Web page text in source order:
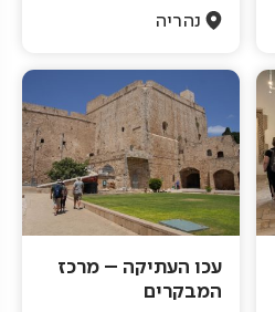
נהריה
עכו העתיקה – מרכז
המבקרים